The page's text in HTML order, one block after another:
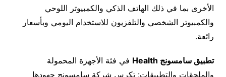
الأخرى بما في ذلك الهاتف الذكي والكمبيوتر اللوحي
والكمبيوتر الشخصي والتلفزيون للاستخدام اليومي وبأسعار
رائعة.
تطبيق سامسونج
في فئة الأجهزة المحمولة
والملحقات والتطبيقات: تكرس شركة سامسونج جهودها